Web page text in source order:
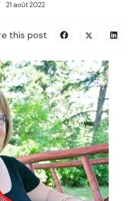
21 août 2022
this post